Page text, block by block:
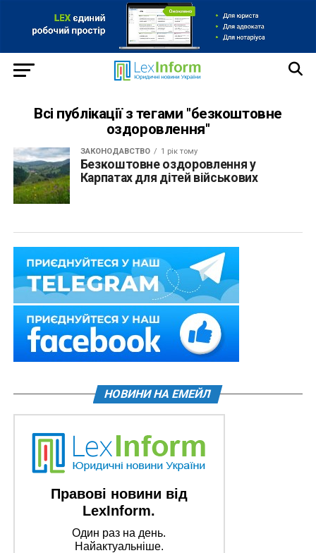
Всі публікації з тегами "безкоштовне
оздоровлення"
ЗАКОНОДАВСТВО 1 рік тому
Безкоштовне оздоровлення у
Карпатах для дітей військових
НОВИНИ НА ЕМЕЙЛ
Правові новини від
LexInform.
Один раз на день.
Найактуальніше.